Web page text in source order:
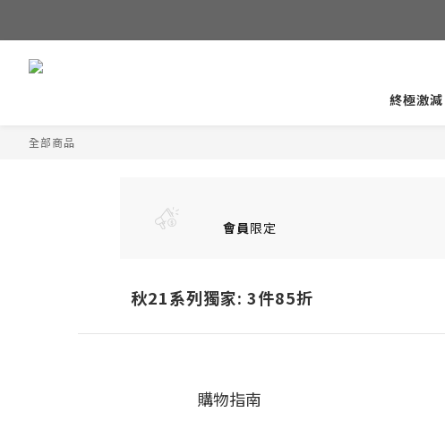
終極激減
全部商品
會員限定
秋21系列獨家: 3件85折
購物指南